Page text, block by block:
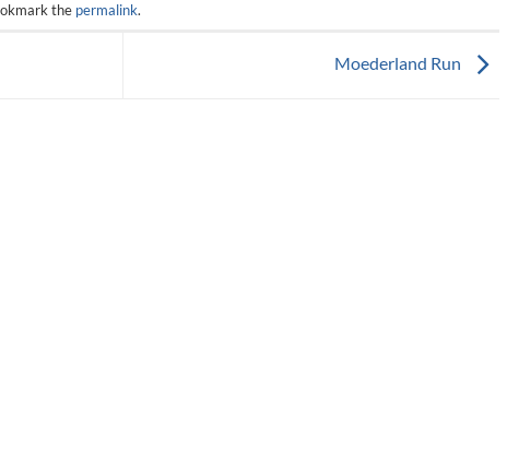
the permalink.
Moederland Run